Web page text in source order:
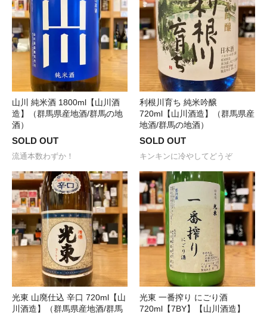
山川 純米酒 1800ml【山川酒
造】（群馬県産地酒/群馬の地
酒）
SOLD OUT
流通本数わずか！
利根川育ち 純米吟醸
720ml【山川酒造】（群馬県産
地酒/群馬の地酒）
SOLD OUT
キンキンに冷やしてどうぞ
光東 山廃仕込 辛口 720ml【山
川酒造】（群馬県産地酒/群馬
光東 一番搾り にごり酒
720ml【7BY】【山川酒造】